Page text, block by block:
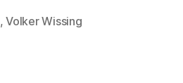
,Volker Wissing